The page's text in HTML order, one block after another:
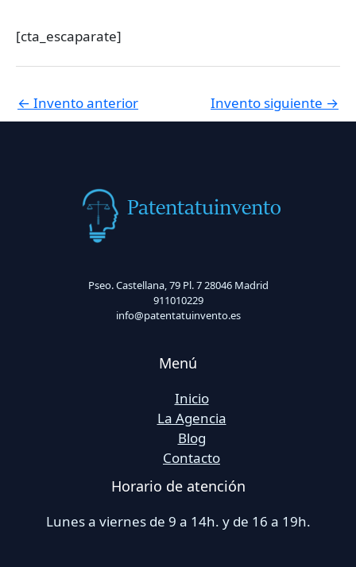
[cta_escaparate]
← Invento anterior Invento siguiente →
Pseo. Castellana, 79 Pl. 7 28046 Madrid
911010229
info@patentatuinvento.es
Menú
Inicio
La Agencia
Blog
Contacto
Horario de atención
Lunes a viernes de 9 a 14h. y de 16 a 19h.